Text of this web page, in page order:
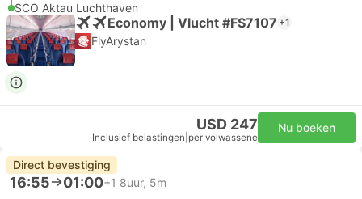
SCO Aktau Luchthaven
Economy | Vlucht #FS7107 +1
FlyArystan
USD 247
Inclusief belastingen per volwassene
Nu boeken
Direct bevestiging
16:55 01:00+1 8uur, 5m